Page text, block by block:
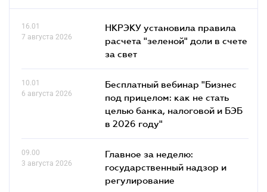
16.01
7 августа 2026
НКРЭКУ установила правила
расчета "зеленой" доли в счете
за свет
10.01
6 августа 2026
Бесплатный вебинар "Бизнес
под прицелом: как не стать
целью банка, налоговой и БЭБ
в 2026 году"
09.00
3 августа 2026
Главное за неделю:
государственный надзор и
регулирование